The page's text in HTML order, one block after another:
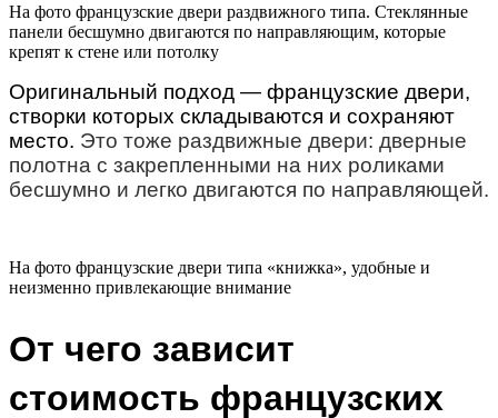
На фото французские двери раздвижного типа. Стеклянные
панели бесшумно двигаются по направляющим, которые
крепят к стене или потолку
Оригинальный подход — французские двери,
створки которых складываются и сохраняют
место. Это тоже раздвижные двери: дверные
полотна с закрепленными на них роликами
бесшумно и легко двигаются по направляющей.
На фото французские двери типа «книжка», удобные и
неизменно привлекающие внимание
От чего зависит
стоимость французских